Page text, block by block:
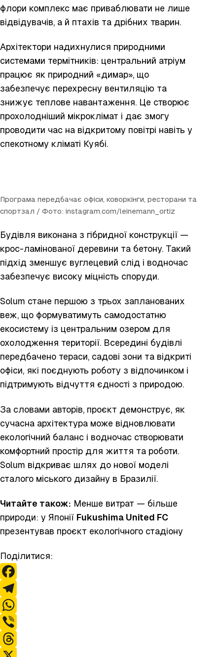
флори комплекс має приваблювати не лише
відвідувачів, а й птахів та дрібних тварин.
Архітектори надихнулися природними
системами термітників: центральний атріум
працює як природний «димар», що
забезпечує перехресну вентиляцію та
знижує теплове навантаження. Це створює
прохолодніший мікроклімат і дає змогу
проводити час на відкритому повітрі навіть у
спекотному кліматі Куябі.
Програма передбачає офіси, коворкінги, ресторани та
спортзал / Фото: instagram.com/leinemann_ortiz
Будівля виконана з гібридної конструкції —
крос-ламінованої деревини та бетону. Такий
підхід зменшує вуглецевий слід і водночас
забезпечує високу міцність споруди.
Solum стане першою з трьох запланованих
веж, що формуватимуть самодостатню
екосистему із центральним озером для
охолодження території. Всередині будівлі
передбачено тераси, садові зони та відкриті
офіси, які поєднують роботу з відпочинком і
підтримують відчуття єдності з природою.
За словами авторів, проєкт демонструє, як
сучасна архітектура може відновлювати
екологічний баланс і водночас створювати
комфортний простір для життя та роботи.
Solum відкриває шлях до нової моделі
сталого міського дизайну в Бразилії.
Читайте також: Менше витрат — більше
природи: у Японії Fukushima United FC
презентував проєкт екологічного стадіону
Поділитися:
F
a
c
e
T
e
W
hV